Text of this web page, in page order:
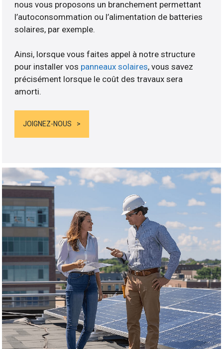
nous vous proposons un branchement permettant
l’autoconsommation ou l’alimentation de batteries
solaires, par exemple.
Ainsi, lorsque vous faites appel à notre structure
pour installer vos panneaux solaires, vous savez
précisément lorsque le coût des travaux sera
amorti.
JOIGNEZ-NOUS